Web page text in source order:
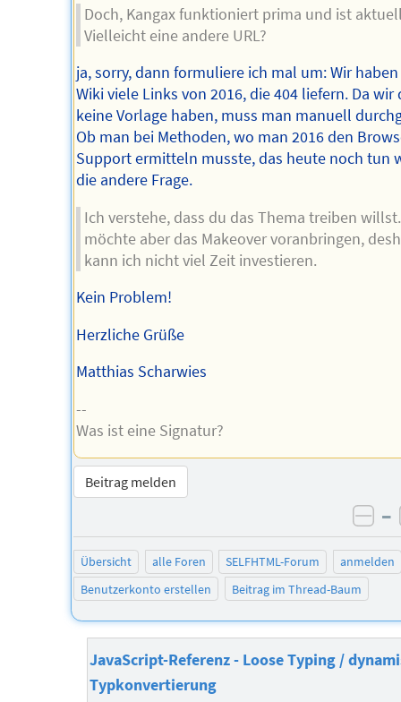
Doch, Kangax funktioniert prima und ist
Vielleicht eine andere URL?
ja, sorry, dann formuliere ich mal um: Wir
Wiki viele Links von 2016, die 404 liefern. Da wir
keine Vorlage haben, muss man manuell
Ob man bei Methoden, wo man 2016 den
Support ermitteln musste, das heute noch tun
die andere Frage.
Ich verstehe, dass du das Thema treiben
möchte aber das Makeover voranbringen,
kann ich nicht viel Zeit investieren.
Kein Problem!
Herzliche Grüße
Matthias Scharwies
--
Was ist eine Signatur?
Beitrag melden
–
Übersicht alle Foren SELFHTML-Forum
anmelden
Benutzerkonto erstellen
Beitrag im Thread-Baum
JavaScript-Referenz - Loose Typing /
Typkonvertierung